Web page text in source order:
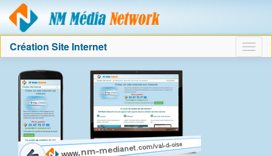
Création Site Internet